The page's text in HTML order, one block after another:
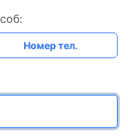
Номер тел.